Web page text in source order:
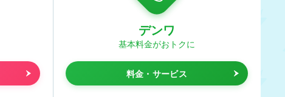
デンワ
基本料金がおトクに
料金・サービス